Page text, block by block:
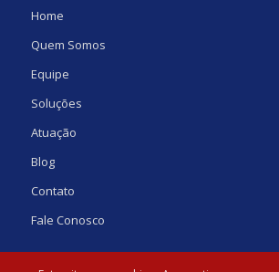
Home
Quem Somos
Equipe
Soluções
Atuação
Blog
Contato
Fale Conosco